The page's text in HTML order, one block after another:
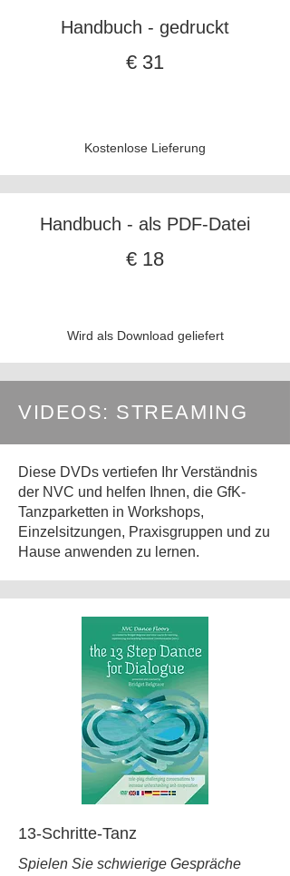
Handbuch - gedruckt
€ 31
Kostenlose Lieferung
Handbuch - als PDF-Datei
€ 18
Wird als Download geliefert
VIDEOS: STREAMING
Diese DVDs vertiefen Ihr Verständnis
der NVC und helfen Ihnen, die GfK-
Tanzparketten in Workshops,
Einzelsitzungen, Praxisgruppen und zu
Hause anwenden zu lernen.
13-Schritte-Tanz
Spielen Sie schwierige Gespräche